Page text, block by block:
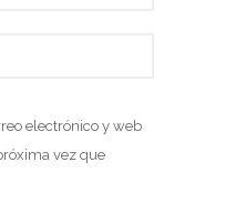
electrónico y web
vez que